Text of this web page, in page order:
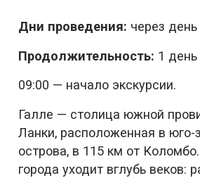
Дни проведения: через день
Продолжительность: 1 день
09:00 — начало экскурсии.
Галле — столица южной
Ланки, расположенная в юго-
острова, в 115 км от
города уходит вглубь веков: